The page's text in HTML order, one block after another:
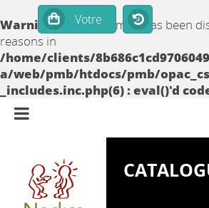
Warning: set_time_limit() has been
reasons in
/home/clients/
a/web/pmb/htdocs/pmb/
_includes.inc.php(6) : eval()'d